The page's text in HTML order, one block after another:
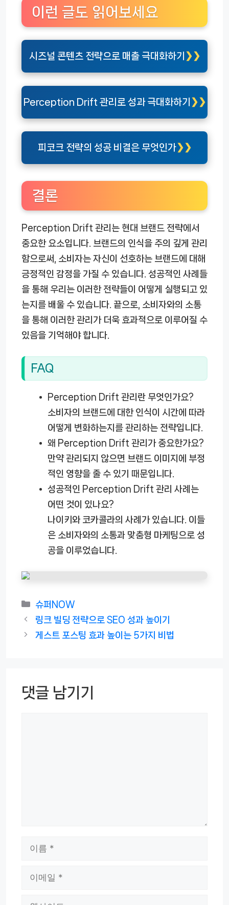
이런 글도 읽어보세요
시즈널 콘텐츠 전략으로 매출 극대화하기
Perception Drift 관리로 성과 극대화하기
피코크 전략의 성공 비결은 무엇인가
결론
Perception Drift 관리는 현대 브랜드 전략에서
중요한 요소입니다. 브랜드의 인식을 주의 깊게 관리
함으로써, 소비자는 자신이 선호하는 브랜드에 대해
긍정적인 감정을 가질 수 있습니다. 성공적인 사례들
을 통해 우리는 이러한 전략들이 어떻게 실행되고 있
는지를 배울 수 있습니다. 끝으로, 소비자와의 소통
을 통해 이러한 관리가 더욱 효과적으로 이루어질 수
있음을 기억해야 합니다.
FAQ
Perception Drift 관리란 무엇인가요?
소비자의 브랜드에 대한 인식이 시간에 따라
어떻게 변화하는지를 관리하는 전략입니다.
왜 Perception Drift 관리가 중요한가요?
만약 관리되지 않으면 브랜드 이미지에 부정
적인 영향을 줄 수 있기 때문입니다.
성공적인 Perception Drift 관리 사례는
어떤 것이 있나요?
나이키와 코카콜라의 사례가 있습니다. 이들
은 소비자와의 소통과 맞춤형 마케팅으로 성
공을 이루었습니다.
카
테
리
슈퍼NOW
링크 빌딩 전략으로 SEO 성과 높이기
게스트 포스팅 효과 높이는 5가지 비법
댓글 남기기